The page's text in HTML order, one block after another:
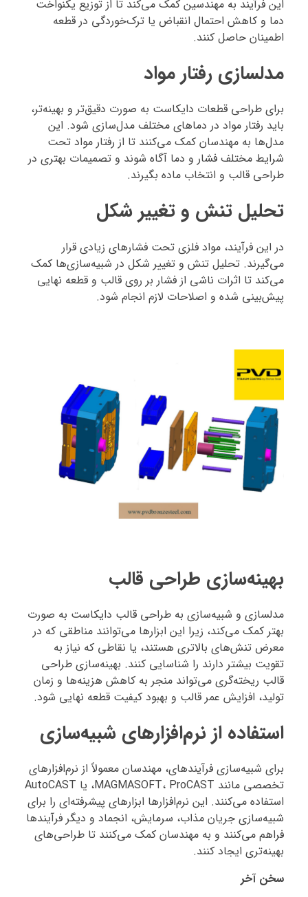
این فرآیند به مهندسین کمک می‌کند تا از توزیع یکنواخت
دما و کاهش احتمال انقباض یا ترک‌خوردگی در قطعه
اطمینان حاصل کنند.
مدلسازی رفتار مواد
برای طراحی قطعات دایکاست به صورت دقیق‌تر و بهینه‌تر،
باید رفتار مواد در دماهای مختلف مدل‌سازی شود. این
مدل‌ها به مهندسان کمک می‌کنند تا از رفتار مواد تحت
شرایط مختلف فشار و دما آگاه شوند و تصمیمات بهتری در
طراحی قالب و انتخاب ماده بگیرند.
تحلیل تنش و تغییر شکل
در این فرآیند، مواد فلزی تحت فشارهای زیادی قرار
می‌گیرند. تحلیل تنش و تغییر شکل در شبیه‌سازی‌ها کمک
می‌کند تا اثرات ناشی از فشار بر روی قالب و قطعه نهایی
پیش‌بینی شده و اصلاحات لازم انجام شود.
بهینه‌سازی طراحی قالب
مدلسازی و شبیه‌سازی به طراحی قالب دایکاست به صورت
بهتر کمک می‌کند، زیرا این ابزارها می‌توانند مناطقی که در
معرض تنش‌های بالاتری هستند، یا نقاطی که نیاز به
تقویت بیشتر دارند را شناسایی کنند. بهینه‌سازی طراحی
قالب ریخته‌گری می‌تواند منجر به کاهش هزینه‌ها و زمان
تولید، افزایش عمر قالب و بهبود کیفیت قطعه نهایی شود.
استفاده از نرم‌افزارهای شبیه‌سازی
برای شبیه‌سازی فرآیندهای، مهندسان معمولاً از نرم‌افزارهای
تخصصی مانند MAGMASOFT، ProCAST، یا AutoCAST
استفاده می‌کنند. این نرم‌افزارها ابزارهای پیشرفته‌ای را برای
شبیه‌سازی جریان مذاب، سرمایش، انجماد و دیگر فرآیندها
فراهم می‌کنند و به مهندسان کمک می‌کنند تا طراحی‌های
بهینه‌تری ایجاد کنند.
سخن آخر